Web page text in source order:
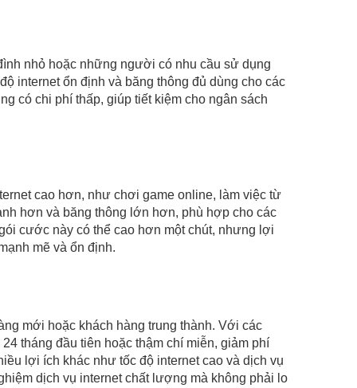
nhỏ hoặc những người có nhu cầu sử dụng
internet ổn định và băng thông đủ dùng cho các
có chi phí thấp, giúp tiết kiệm cho ngân sách
cao hơn, như chơi game online, làm việc từ
hơn và băng thông lớn hơn, phù hợp cho các
cước này có thể cao hơn một chút, nhưng lợi
mẽ và ổn định.
mới hoặc khách hàng trung thành. Với các
tháng đầu tiên hoặc thậm chí miễn, giảm phí
lợi ích khác như tốc độ internet cao và dịch vụ
dịch vụ internet chất lượng mà không phải lo